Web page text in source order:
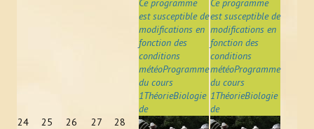
24 25 26 27 28
Ce programme
est susceptible de
modifications en
fonction des
conditions
météoProgramme
du cours
1ThéorieBiologie
de
Ce programme
est susceptible de
modifications en
fonction des
conditions
météoProgramme
du cours
1ThéorieBiologie
de